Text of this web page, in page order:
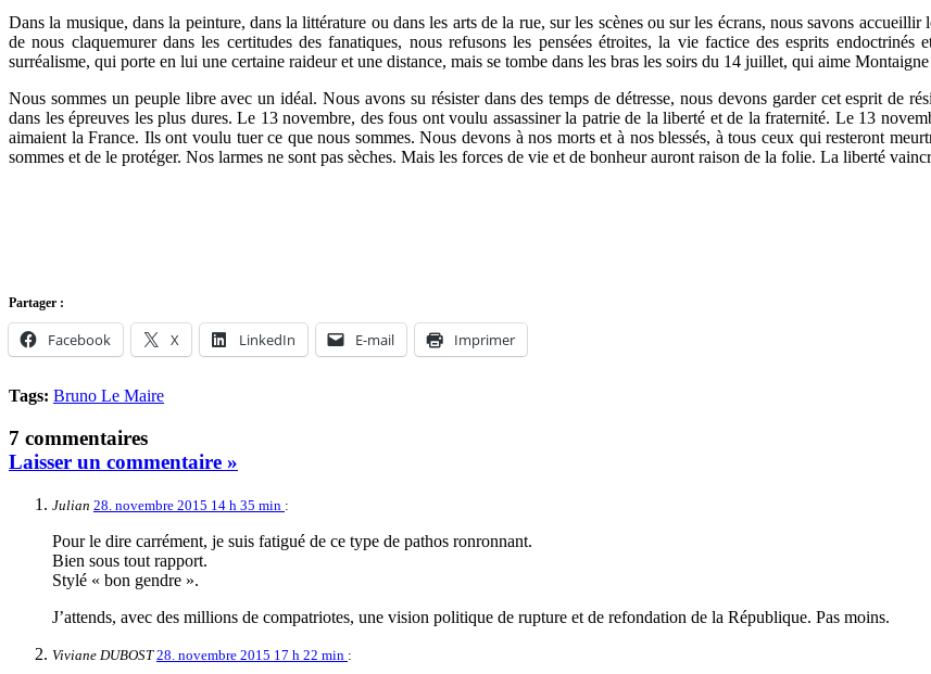
Dans la musique, dans la peinture, dans la littérature ou dans les arts de la rue, sur les scènes ou sur les écrans, nous savons
de nous claquemurer dans les certitudes des fanatiques, nous refusons les pensées étroites, la vie factice des esprits
surréalisme, qui porte en lui une certaine raideur et une distance, mais se tombe dans les bras les soirs du 14 juillet, qui aime
Nous sommes un peuple libre avec un idéal. Nous avons su résister dans des temps de détresse, nous devons garder cet esprit de
dans les épreuves les plus dures. Le 13 novembre, des fous ont voulu assassiner la patrie de la liberté et de la fraternité. Le 13
aimaient la France. Ils ont voulu tuer ce que nous sommes. Nous devons à nos morts et à nos blessés, à tous ceux qui resteront
sommes et de le protéger. Nos larmes ne sont pas sèches. Mais les forces de vie et de bonheur auront raison de la folie. La liberté
Partager :
Facebook X LinkedIn E-mail Imprimer
Tags: Bruno Le Maire
7 commentaires
Laisser un commentaire »
Julian 28. novembre 2015 14 h 35 min :
Pour le dire carrément, je suis fatigué de ce type de pathos ronronnant.
Bien sous tout rapport.
Stylé « bon gendre ».
J’attends, avec des millions de compatriotes, une vision politique de rupture et de refondation de la République. Pas moins.
Viviane DUBOST28. novembre 2015 17 h 22 min :